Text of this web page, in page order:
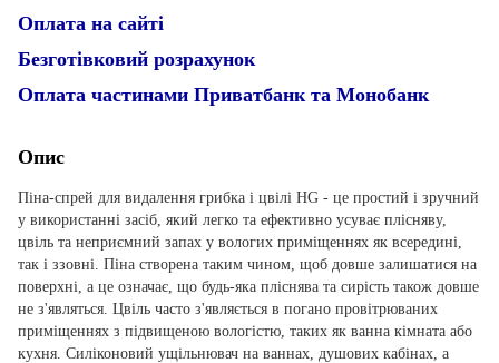
Оплата на сайті
Безготівковий розрахунок
Оплата частинами Приватбанк та Монобанк
Опис
Піна-спрей для видалення грибка і цвілі HG - це простий і зручний
у використанні засіб, який легко та ефективно усуває плісняву,
цвіль та неприємний запах у вологих приміщеннях як всередині,
так і ззовні. Піна створена таким чином, щоб довше залишатися на
поверхні, а це означає, що будь-яка пліснява та сирість також довше
не з'являться. Цвіль часто з'являється в погано провітрюваних
приміщеннях з підвищеною вологістю, таких як ванна кімната або
кухня. Силіконовий ущільнювач на ваннах, душових кабінах, а